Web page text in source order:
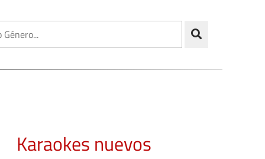
Karaokes nuevos